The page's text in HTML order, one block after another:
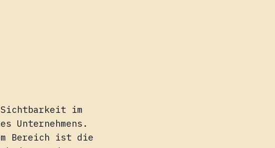
im
Unternehmens.
Bereich ist die